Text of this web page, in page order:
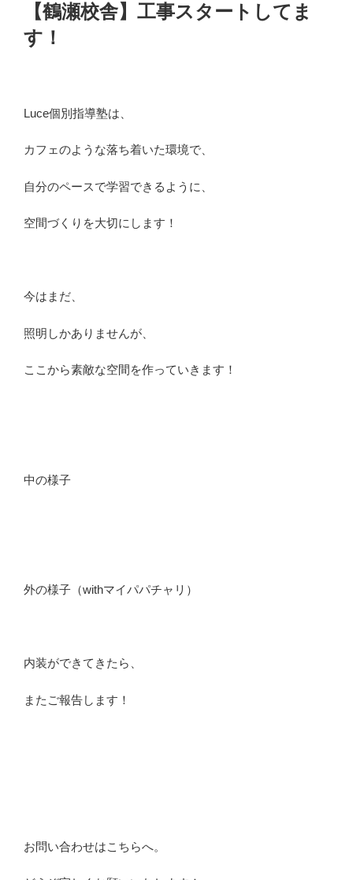
【鶴瀬校舎】工事スタートしてま
す！
Luce個別指導塾は、
カフェのような落ち着いた環境で、
自分のペースで学習できるように、
空間づくりを大切にします！
今はまだ、
照明しかありませんが、
ここから素敵な空間を作っていきます！
中の様子
外の様子（withマイパパチャリ）
内装ができてきたら、
またご報告します！
お問い合わせはこちらへ。